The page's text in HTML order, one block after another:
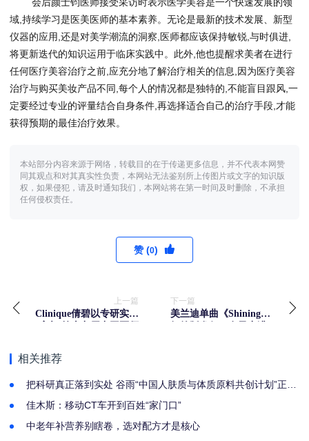
域,持续学习是医美医师的基本素养。无论是最新的技术发展、新型
仪器的应用,还是对美学潮流的洞察,医师都应该保持敏锐,与时俱进,
将更新迭代的知识运用于临床实践中。此外,他也提醒求美者在进行
任何医疗美容治疗之前,应充分地了解治疗相关的信息,因为医疗美容
治疗与购买美妆产品不同,每个人的情况都是独特的,不能盲目跟风,一
定要经过专业的评量结合自身条件,再选择适合自己的治疗手段,才能
获得预期的最佳治疗效果。
本站部分内容来源于网络，转载目的在于传递更多信息，并不代表本网赞
同其观点和对其真实性负责，本网站无法鉴别所上传图片或文字的知识版
权，如果侵犯，请及时通知我们，本网站将在第一时间及时删除，不承担
任何侵权责任。
赞 (0)
上一篇
Clinique倩碧以专研实力
下一篇
美兰迪单曲《Shining》
相关推荐
把科研真正落到实处 谷雨“中国人肤质与体质原料共创计划”正式
佳木斯：移动CT车开到百姓“家门口”
中老年补营养别瞎卷，选对配方才是核心